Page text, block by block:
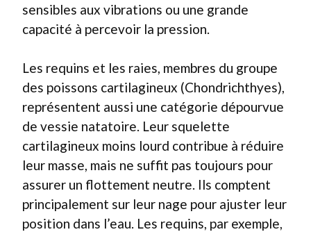
sensibles aux vibrations ou une grande
capacité à percevoir la pression.
Les requins et les raies, membres du groupe
des poissons cartilagineux (Chondrichthyes),
représentent aussi une catégorie dépourvue
de vessie natatoire. Leur squelette
cartilagineux moins lourd contribue à réduire
leur masse, mais ne suffit pas toujours pour
assurer un flottement neutre. Ils comptent
principalement sur leur nage pour ajuster leur
position dans l’eau. Les requins, par exemple,